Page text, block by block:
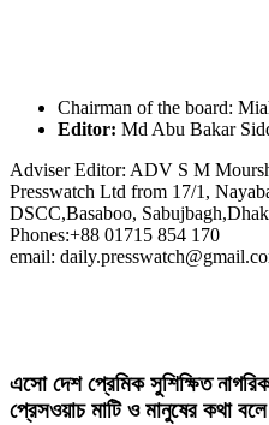
Chairman of the board:
Editor: Md Abu Bakar
Adviser Editor: ADV S M
Presswatch Ltd from 17/1,
DSCC,Basaboo,
Phones:+88 01715 854 170
email:
এসো দেশ প্রেমিক সুশিক্ষিত
প্রেসওয়াচ মাটি ও মানুষের কথা